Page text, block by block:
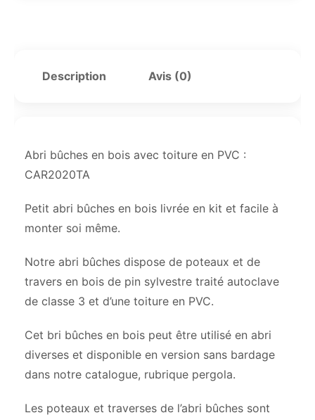
Description Avis (0)
Abri bûches en bois avec toiture en PVC :
CAR2020TA
Petit abri bûches en bois livrée en kit et facile à
monter soi même.
Notre abri bûches dispose de poteaux et de
travers en bois de pin sylvestre traité autoclave
de classe 3 et d’une toiture en PVC.
Cet bri bûches en bois peut être utilisé en abri
diverses et disponible en version sans bardage
dans notre catalogue, rubrique pergola.
Les poteaux et traverses de l’abri bûches sont